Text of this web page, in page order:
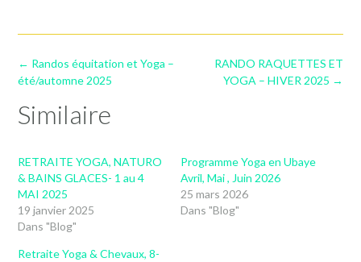
Post
navigation
RANDO RAQUETTES ET
YOGA – HIVER 2025 →
← Randos équitation et Yoga –
été/automne 2025
Similaire
RETRAITE YOGA, NATURO
& BAINS GLACES- 1 au 4
MAI 2025
19 janvier 2025
Dans "Blog"
Programme Yoga en Ubaye
Avril, Mai , Juin 2026
25 mars 2026
Dans "Blog"
Retraite Yoga & Chevaux, 8-